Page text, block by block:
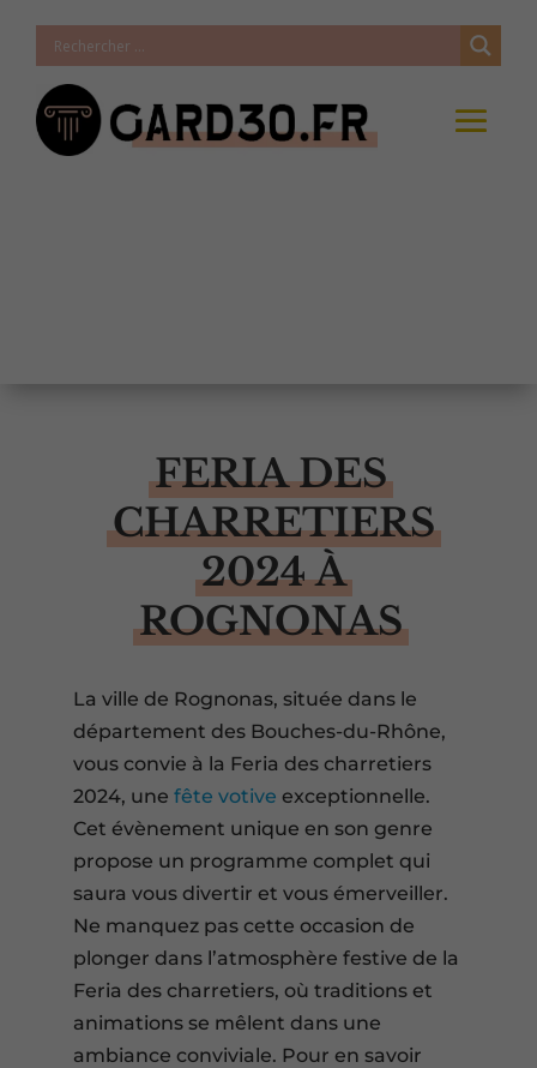
FERIA DES
CHARRETIERS
2024 À
ROGNONAS
La ville de Rognonas, située dans le
département des Bouches-du-Rhône,
vous convie à la Feria des charretiers
2024, une fête votive exceptionnelle.
Cet évènement unique en son genre
propose un programme complet qui
saura vous divertir et vous émerveiller.
Ne manquez pas cette occasion de
plonger dans l’atmosphère festive de la
Feria des charretiers, où traditions et
animations se mêlent dans une
ambiance conviviale. Pour en savoir